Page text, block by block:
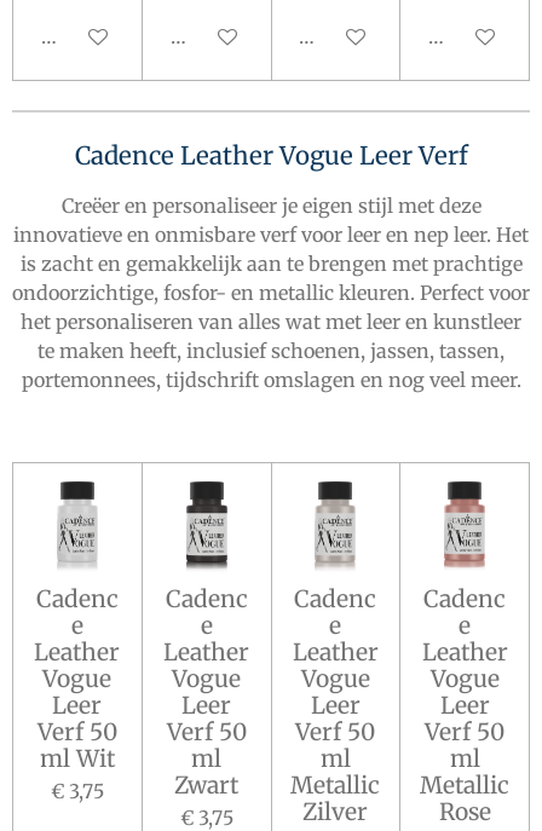
In winkelwagenIn winkelwagenIn winkelwagen
In
Cadence Leather Vogue Leer Verf
Creëer en personaliseer je eigen stijl met deze
innovatieve en onmisbare verf voor leer en nep leer. Het
is zacht en gemakkelijk aan te brengen met prachtige
ondoorzichtige, fosfor- en metallic kleuren. Perfect voor
het personaliseren van alles wat met leer en kunstleer
te maken heeft, inclusief schoenen, jassen, tassen,
portemonnees, tijdschrift omslagen en nog veel meer.
Cadenc
e
Leather
Vogue
Leer
Verf 50
ml Wit
€ 3,75
Cadenc
e
Leather
Vogue
Leer
Verf 50
ml
Zwart
€ 3,75
Cadenc
e
Leather
Vogue
Leer
Verf 50
ml
Metallic
Zilver
Cadenc
e
Leather
Vogue
Leer
Verf 50
ml
Metallic
Rose